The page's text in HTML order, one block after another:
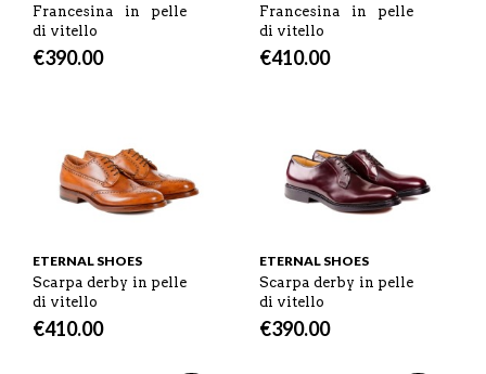
Francesina in pelle
di vitello
€390.00
Francesina in pelle
di vitello
€410.00
ETERNAL SHOES
Scarpa derby in pelle
di vitello
€410.00
ETERNAL SHOES
Scarpa derby in pelle
di vitello
€390.00